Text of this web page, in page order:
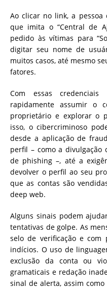
Ao clicar no link, a
que imita o “Central de
pedido às vítimas para
digitar seu nome de
muitos casos, até mesmo
fatores.
Com essas
rapidamente assumir o
proprietário e explorar o
isso, o cibercriminoso
desde a aplicação de
perfil – como a divulgação
de phishing –, até a
devolver o perfil ao seu
que as contas são
deep web.
Alguns sinais podem
tentativas de golpe. As
selo de verificação e com
indícios. O uso de
exclusão da conta ou
gramaticais e redação
sinal de alerta, assim